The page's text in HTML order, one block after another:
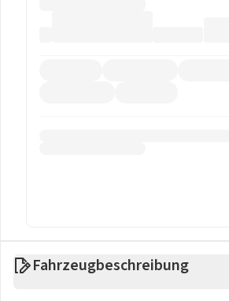
Fahrzeugbeschreibung